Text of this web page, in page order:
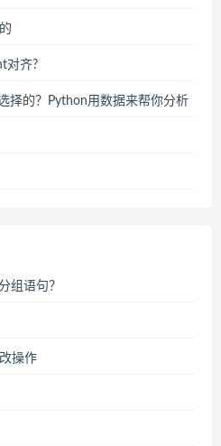
对齐?
择的？Python用数据来帮你分析
组语句？
操作